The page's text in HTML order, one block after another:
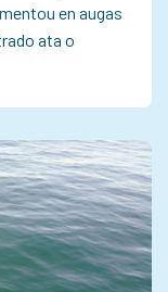
en augas
ata o